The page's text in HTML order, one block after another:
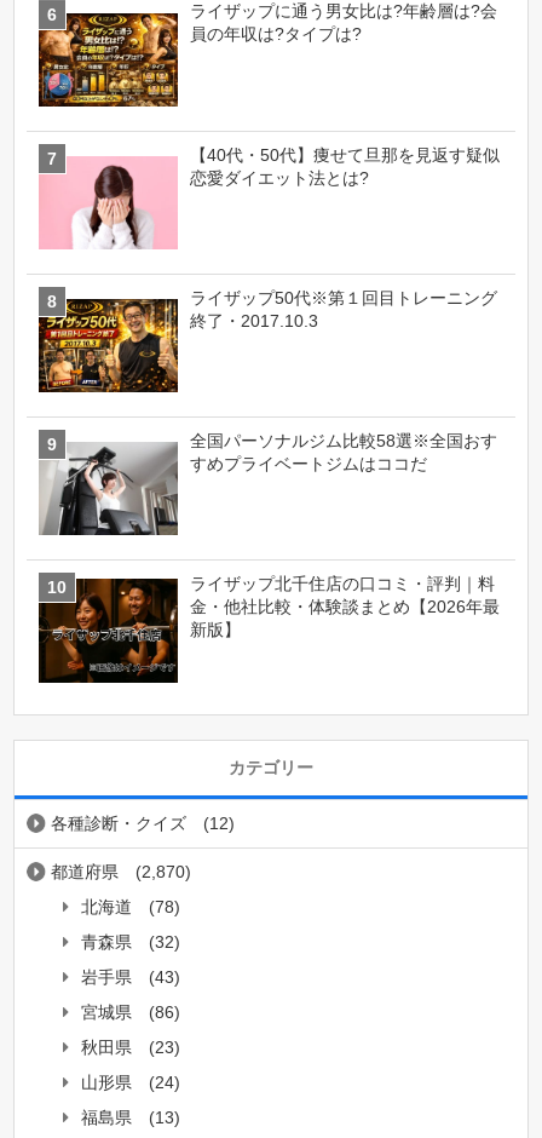
ライザップに通う男女比は?年齢層は?会
員の年収は?タイプは?
【40代・50代】痩せて旦那を見返す疑似
恋愛ダイエット法とは?
ライザップ50代※第１回目トレーニング
終了・2017.10.3
全国パーソナルジム比較58選※全国おす
すめプライベートジムはココだ
ライザップ北千住店の口コミ・評判｜料
金・他社比較・体験談まとめ【2026年最
新版】
カテゴリー
各種診断・クイズ (12)
都道府県
(2,870)
北海道
(78)
青森県
(32)
岩手県
(43)
宮城県
(86)
秋田県
(23)
山形県
(24)
福島県
(13)